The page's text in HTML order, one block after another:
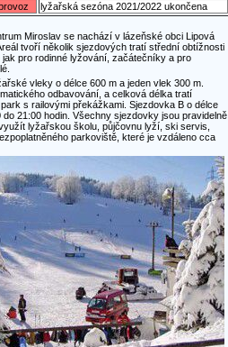
lyžařská sezóna 2021/2022 ukončena
Miroslav se nachází v lázeňské obci Lipová
tvoří několik sjezdových tratí střední obtížnosti
jak pro rodinné lyžování, začátečníky a pro
vleky o délce 600 m a jeden vlek 300 m.
odbavování, a celková délka tratí
s railovými překážkami. Sjezdovka B o délce
21:00 hodin. Všechny sjezdovky jsou pravidelně
lyžařskou školu, půjčovnu lyží, ski servis,
parkoviště, které je vzdáleno cca